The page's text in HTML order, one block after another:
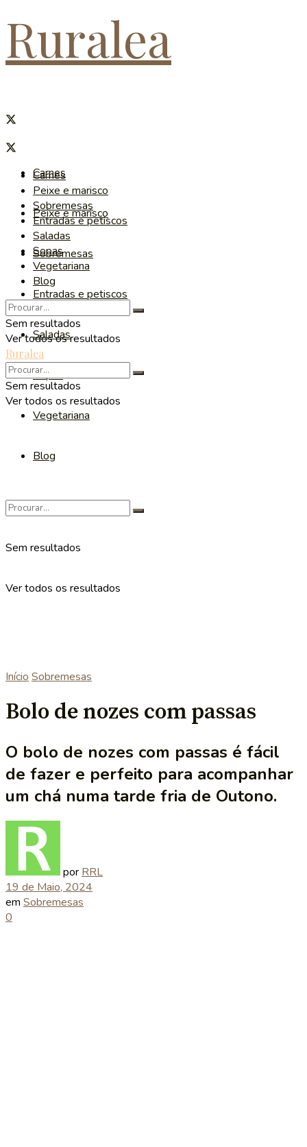
Ruralea
Carnes
Peixe e marisco
Sobremesas
Entradas e petiscos
Saladas
Sopas
Vegetariana
Blog
Sem resultados
Ver todos os resultados
Carnes
Peixe e marisco
Sobremesas
Entradas e petiscos
Saladas
Sopas
Vegetariana
Blog
Sem resultados
Ver todos os resultados
Ruralea
Sem resultados
Ver todos os resultados
Início Sobremesas
Bolo de nozes com passas
O bolo de nozes com passas é fácil
de fazer e perfeito para acompanhar
um chá numa tarde fria de Outono.
por RRL
19 de Maio, 2024
em Sobremesas
0